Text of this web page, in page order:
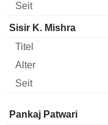
Sisir K. Mishra
Verwaltungsratsmitglied
Pankaj Patwari